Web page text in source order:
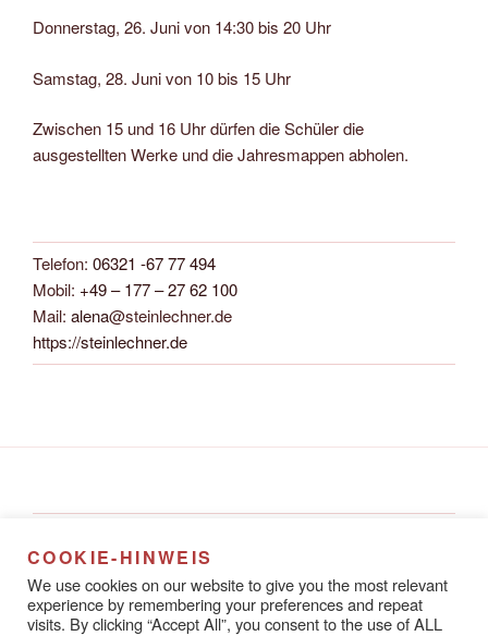
Donnerstag, 26. Juni von 14:30 bis 20 Uhr
Samstag, 28. Juni von 10 bis 15 Uhr
Zwischen 15 und 16 Uhr dürfen die Schüler die
ausgestellten Werke und die Jahresmappen abholen.
Telefon: 06321 -67 77 494
Mobil: +49 – 177 – 27 62 100
Mail: alena@steinlechner.de
https://steinlechner.de
Rathausstraße 8A
67433 Neustadt an der Weinstraße
COOKIE-HINWEIS
We use cookies on our website to give you the most relevant
experience by remembering your preferences and repeat
visits. By clicking “Accept All”, you consent to the use of ALL